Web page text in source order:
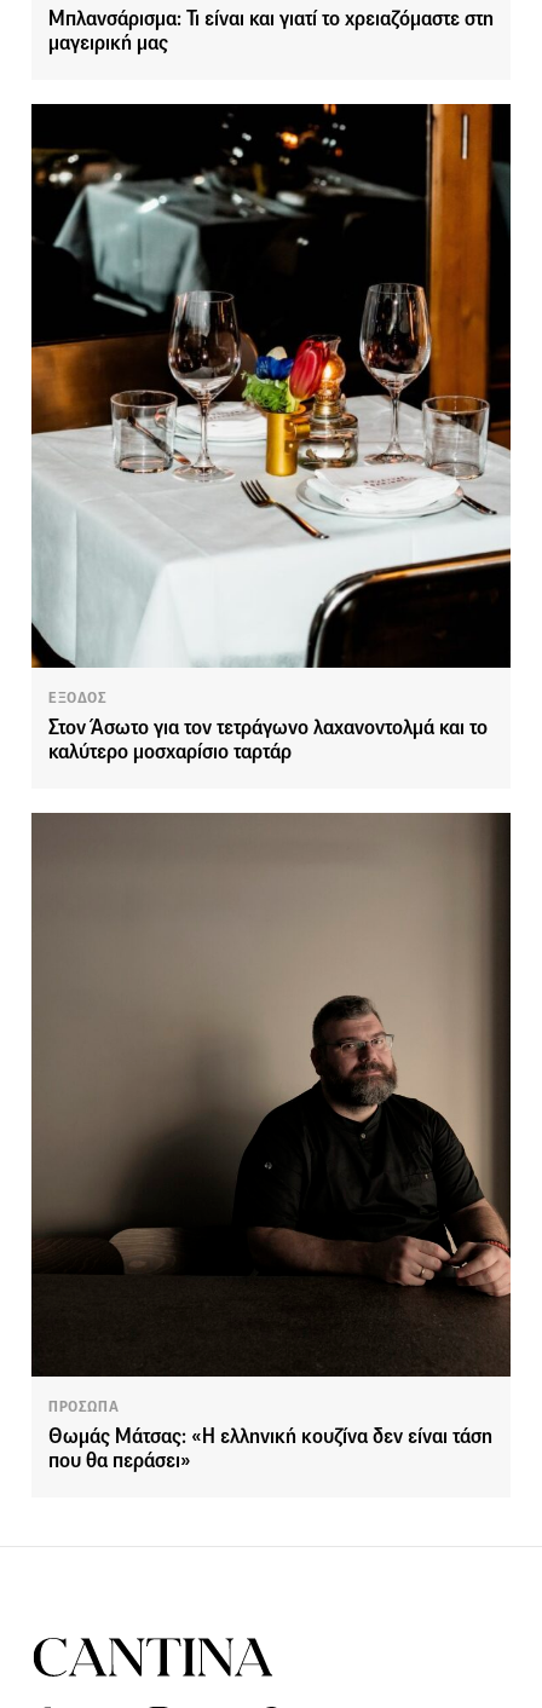
Μπλανσάρισμα: Τι είναι και γιατί το χρειαζόμαστε στη
μαγειρική μας
ΕΞΟΔΟΣ
Στον Άσωτο για τον τετράγωνο λαχανοντολμά και το
καλύτερο μοσχαρίσιο ταρτάρ
ΠΡΟΣΩΠΑ
Θωμάς Μάτσας: «Η ελληνική κουζίνα δεν είναι τάση
που θα περάσει»